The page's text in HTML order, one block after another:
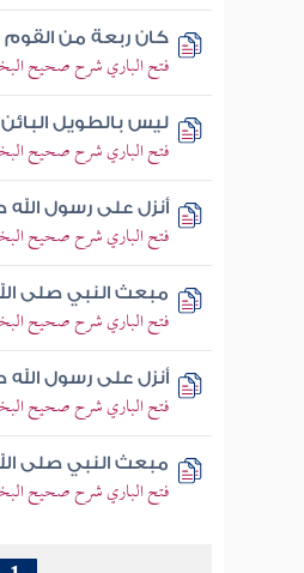
كان ربعة من القوم
فتح الباري شرح صحيح
ليس بالطويل البائن
فتح الباري شرح صحيح
أنزل على رسول
فتح الباري شرح صحيح
مبعث النبي صلى
فتح الباري شرح صحيح
أنزل على رسول
فتح الباري شرح صحيح
مبعث النبي صلى
فتح الباري شرح صحيح